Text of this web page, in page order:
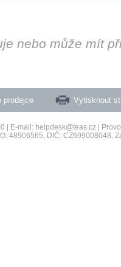
nebo může mít
prodejce Vytisknout
| E-mail: helpdesk@teas.cz |
48906565, DIČ: